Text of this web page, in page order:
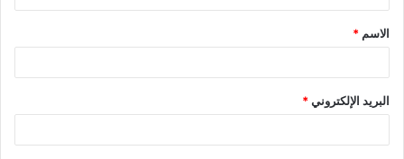
الاسم *
البريد الإلكتروني*